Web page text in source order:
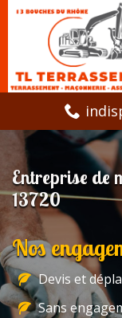
Entreprise de
13720
Nos
Devis et
Sans